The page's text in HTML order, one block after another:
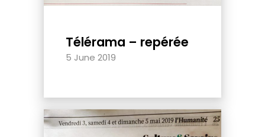
Télérama – repérée
5 June 2019